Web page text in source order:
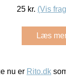
25 kr. (Vis
Læs
nu er Rito.dk